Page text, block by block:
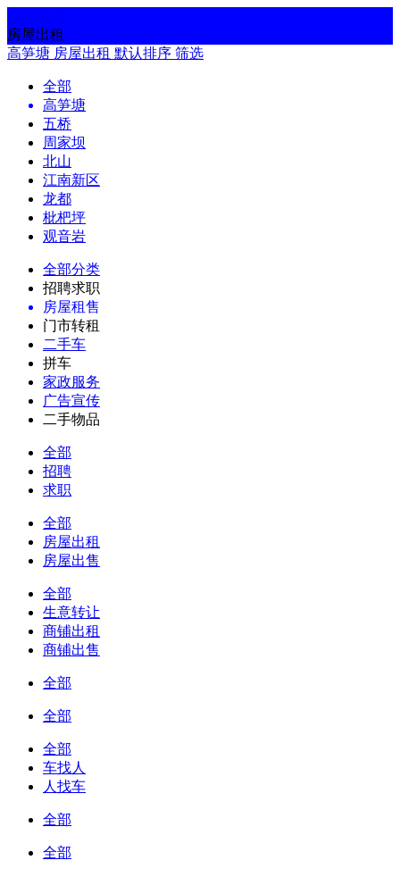
房屋出租
高笋塘 房屋出租 默认排序 筛选
全部
高笋塘
五桥
周家坝
北山
江南新区
龙都
枇杷坪
观音岩
全部分类
招聘求职
房屋租售
门市转租
二手车
拼车
家政服务
广告宣传
二手物品
全部
招聘
求职
全部
房屋出租
房屋出售
全部
生意转让
商铺出租
商铺出售
全部
全部
全部
车找人
人找车
全部
全部